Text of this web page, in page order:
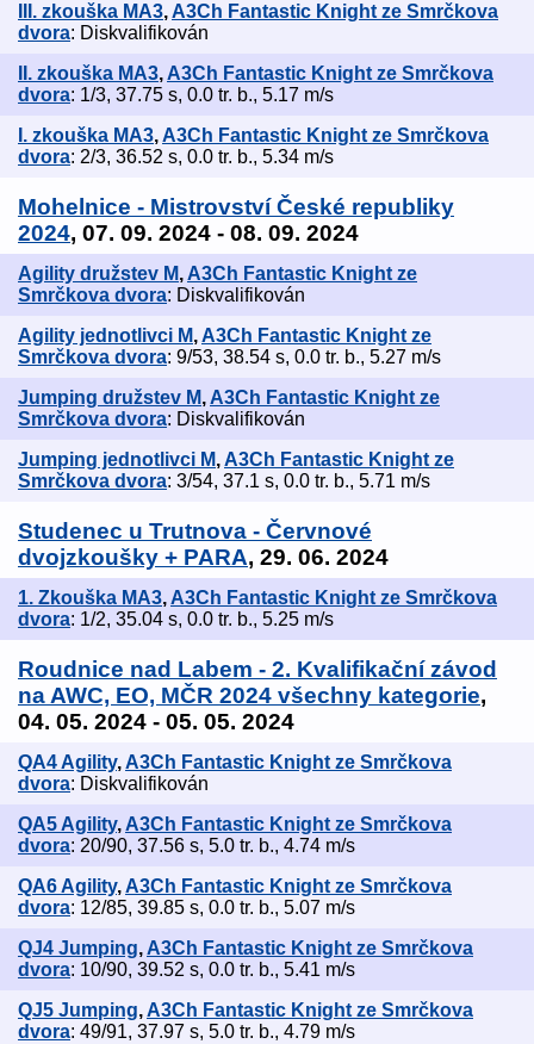
III. zkouška MA3,A3Ch Fantastic Knight ze Smrčkova
dvora: Diskvalifikován
II. zkouška MA3, A3Ch Fantastic Knight ze Smrčkova
dvora: 1/3, 37.75 s, 0.0 tr. b., 5.17 m/s
I. zkouška MA3,A3Ch Fantastic Knight ze Smrčkova
dvora: 2/3, 36.52 s, 0.0 tr. b., 5.34 m/s
Mohelnice - Mistrovství České republiky
2024, 07. 09. 2024 - 08. 09. 2024
Agility družstev M, A3Ch Fantastic Knight ze
Smrčkova dvora: Diskvalifikován
Agility jednotlivci M,A3Ch Fantastic Knight ze
Smrčkova dvora: 9/53, 38.54 s, 0.0 tr. b., 5.27 m/s
Jumping družstev M, A3Ch Fantastic Knight ze
Smrčkova dvora: Diskvalifikován
Jumping jednotlivci M,A3Ch Fantastic Knight ze
Smrčkova dvora: 3/54, 37.1 s, 0.0 tr. b., 5.71 m/s
Studenec u Trutnova - Červnové
dvojzkoušky + PARA, 29. 06. 2024
1. Zkouška MA3, A3Ch Fantastic Knight ze Smrčkova
dvora: 1/2, 35.04 s, 0.0 tr. b., 5.25 m/s
Roudnice nad Labem - 2. Kvalifikační závod
na AWC, EO, MČR 2024 všechny kategorie,
04. 05. 2024 - 05. 05. 2024
QA4 Agility,A3Ch Fantastic Knight ze Smrčkova
dvora: Diskvalifikován
QA5 Agility, A3Ch Fantastic Knight ze Smrčkova
dvora: 20/90, 37.56 s, 5.0 tr. b., 4.74 m/s
QA6 Agility,A3Ch Fantastic Knight ze Smrčkova
dvora: 12/85, 39.85 s, 0.0 tr. b., 5.07 m/s
QJ4 Jumping, A3Ch Fantastic Knight ze Smrčkova
dvora: 10/90, 39.52 s, 0.0 tr. b., 5.41 m/s
QJ5 Jumping,A3Ch Fantastic Knight ze Smrčkova
dvora: 49/91, 37.97 s, 5.0 tr. b., 4.79 m/s